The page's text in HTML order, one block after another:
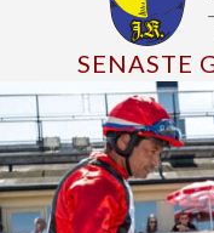
SENASTE